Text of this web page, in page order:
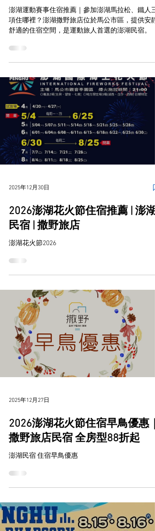
澎湖運動賽事住宿推薦｜參加澎湖馬拉松、鐵人三
項住哪裡？澎湖撒野旅店位於馬公市區，提供安靜
舒適的住宿空間，是運動旅人首選的澎湖民宿。
2025年12月30日
2026澎湖花火節住宿推薦 | 澎湖
民宿 | 撒野旅店
澎湖花火節2026
2025年12月27日
2026澎湖花火節住宿早鳥優惠｜
撒野旅店民宿 全房型88折起
澎湖民宿 住宿早鳥優惠